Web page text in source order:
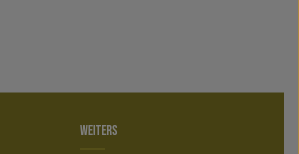
WEITERS